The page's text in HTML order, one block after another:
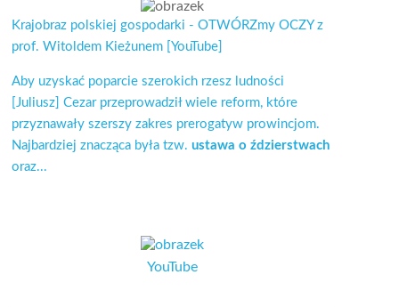
Krajobraz polskiej gospodarki - OTWÓRZmy OCZY z
prof. Witoldem Kieżunem [YouTube]
Aby uzyskać poparcie szerokich rzesz ludności
[Juliusz] Cezar przeprowadził wiele reform, które
przyznawały szerszy zakres prerogatyw prowincjom.
Najbardziej znacząca była tzw.ustawa o ździerstwach
oraz...
YouTube